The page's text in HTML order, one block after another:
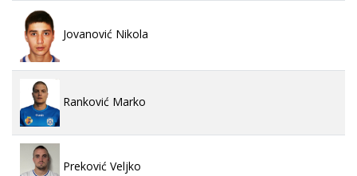
Jovanović Nikola
Ranković Marko
Preković Veljko